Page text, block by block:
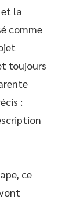
la
comme
toujours
:
ce